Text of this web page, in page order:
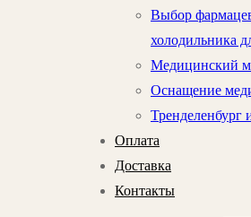
Выбор
холодильника
Медицинский
Оснащение
Тренделенбург
Оплата
Доставка
Контакты